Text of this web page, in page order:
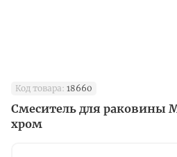
Код товара: 18660
Смеситель для раковины
хром